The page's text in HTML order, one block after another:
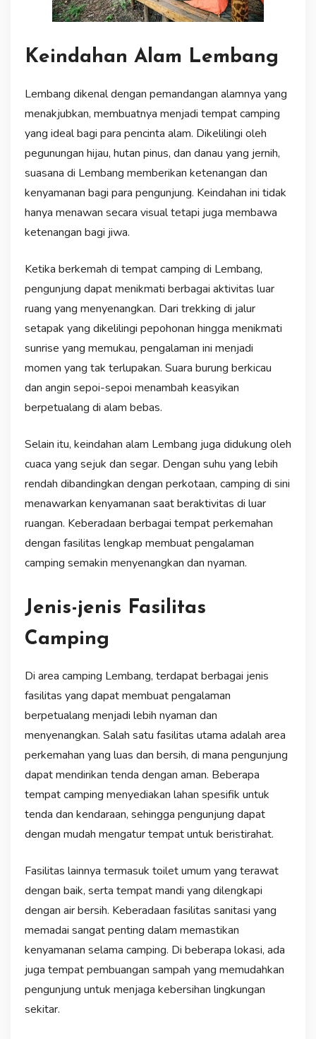
Keindahan Alam Lembang
Lembang dikenal dengan pemandangan alamnya yang
menakjubkan, membuatnya menjadi tempat camping
yang ideal bagi para pencinta alam. Dikelilingi oleh
pegunungan hijau, hutan pinus, dan danau yang jernih,
suasana di Lembang memberikan ketenangan dan
kenyamanan bagi para pengunjung. Keindahan ini tidak
hanya menawan secara visual tetapi juga membawa
ketenangan bagi jiwa.
Ketika berkemah di tempat camping di Lembang,
pengunjung dapat menikmati berbagai aktivitas luar
ruang yang menyenangkan. Dari trekking di jalur
setapak yang dikelilingi pepohonan hingga menikmati
sunrise yang memukau, pengalaman ini menjadi
momen yang tak terlupakan. Suara burung berkicau
dan angin sepoi-sepoi menambah keasyikan
berpetualang di alam bebas.
Selain itu, keindahan alam Lembang juga didukung oleh
cuaca yang sejuk dan segar. Dengan suhu yang lebih
rendah dibandingkan dengan perkotaan, camping di sini
menawarkan kenyamanan saat beraktivitas di luar
ruangan. Keberadaan berbagai tempat perkemahan
dengan fasilitas lengkap membuat pengalaman
camping semakin menyenangkan dan nyaman.
Jenis-jenis Fasilitas
Camping
Di area camping Lembang, terdapat berbagai jenis
fasilitas yang dapat membuat pengalaman
berpetualang menjadi lebih nyaman dan
menyenangkan. Salah satu fasilitas utama adalah area
perkemahan yang luas dan bersih, di mana pengunjung
dapat mendirikan tenda dengan aman. Beberapa
tempat camping menyediakan lahan spesifik untuk
tenda dan kendaraan, sehingga pengunjung dapat
dengan mudah mengatur tempat untuk beristirahat.
Fasilitas lainnya termasuk toilet umum yang terawat
dengan baik, serta tempat mandi yang dilengkapi
dengan air bersih. Keberadaan fasilitas sanitasi yang
memadai sangat penting dalam memastikan
kenyamanan selama camping. Di beberapa lokasi, ada
juga tempat pembuangan sampah yang memudahkan
pengunjung untuk menjaga kebersihan lingkungan
sekitar.